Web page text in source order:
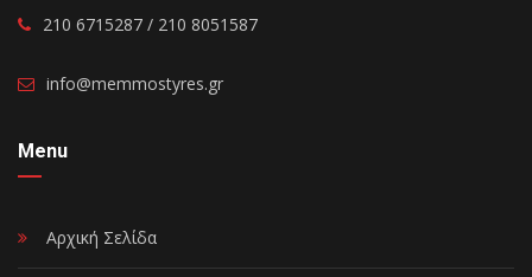
210 6715287 / 210 8051587
info@memmostyres.gr
Menu
Αρχική Σελίδα